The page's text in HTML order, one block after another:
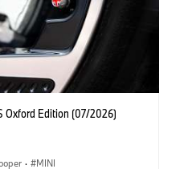
Oxford Edition (07/2026)
· MINI